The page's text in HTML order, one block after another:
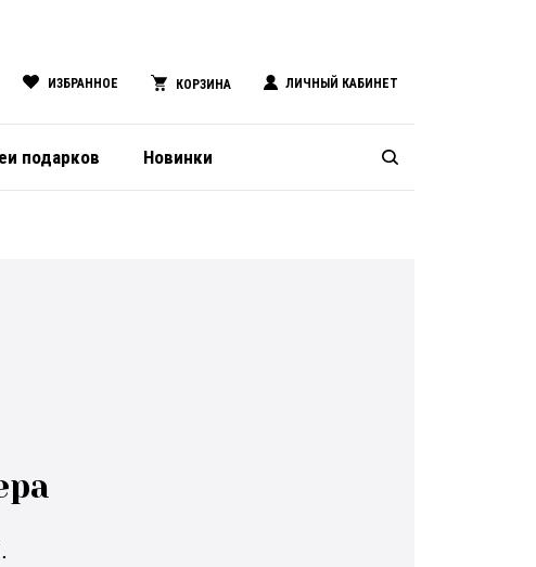
ИЗБРАННОЕ КОРЗИНА ЛИЧНЫЙ КАБИНЕТ
подарков Новинки